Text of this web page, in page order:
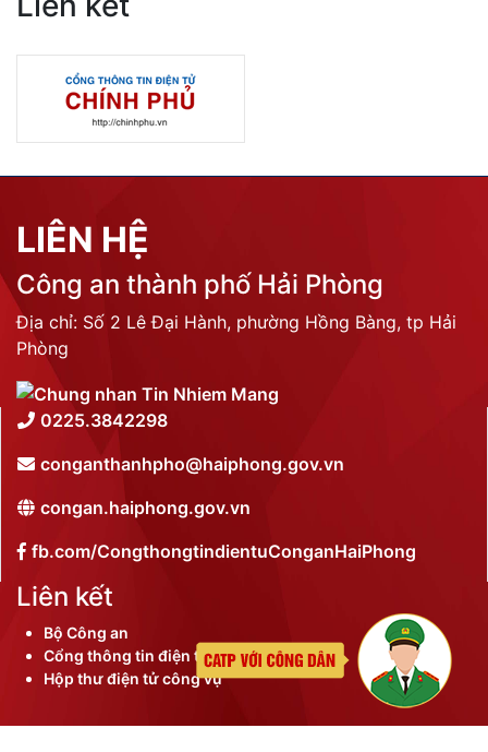
LIÊN HỆ
Công an thành phố Hải Phòng
Địa chỉ: Số 2 Lê Đại Hành, phường Hồng Bàng, tp Hải
Phòng
0225.3842298
conganthanhpho@haiphong.gov.vn
congan.haiphong.gov.vn
fb.com/CongthongtindientuConganHaiPhong
Liên kết
Bộ Công an
Cổng thông tin điện tử thành phố
Hộp thư điện tử công vụ